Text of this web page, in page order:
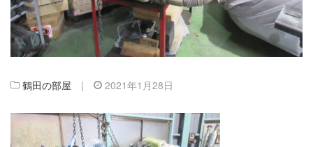
鶴田の部屋 | 2021年1月28日